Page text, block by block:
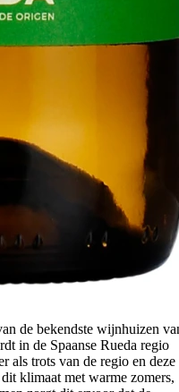
de bekendste wijnhuizen
in de Spaanse Rueda regio
als trots van de regio en deze
klimaat met warme zomers,